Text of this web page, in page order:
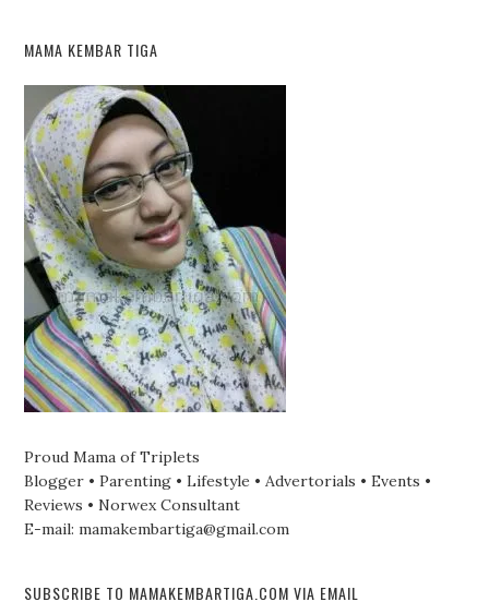
MAMA KEMBAR TIGA
Proud Mama of Triplets
Blogger • Parenting • Lifestyle • Advertorials • Events •
Reviews • Norwex Consultant
E-mail: mamakembartiga@gmail.com
SUBSCRIBE TO MAMAKEMBARTIGA.COM VIA EMAIL